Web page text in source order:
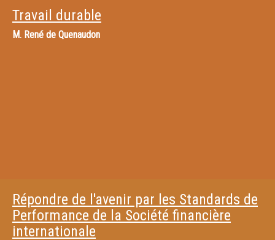
Travail durable
M. René de Quenaudon
Répondre de l'avenir par les Standards de
Performance de la Société financière
internationale